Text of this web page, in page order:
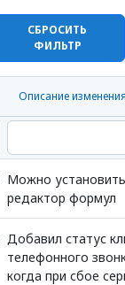
СБРОСИТЬ
ФИЛЬТР
Описание
Можно
редактор формул
Добавил статус
телефонного
когда при сбое